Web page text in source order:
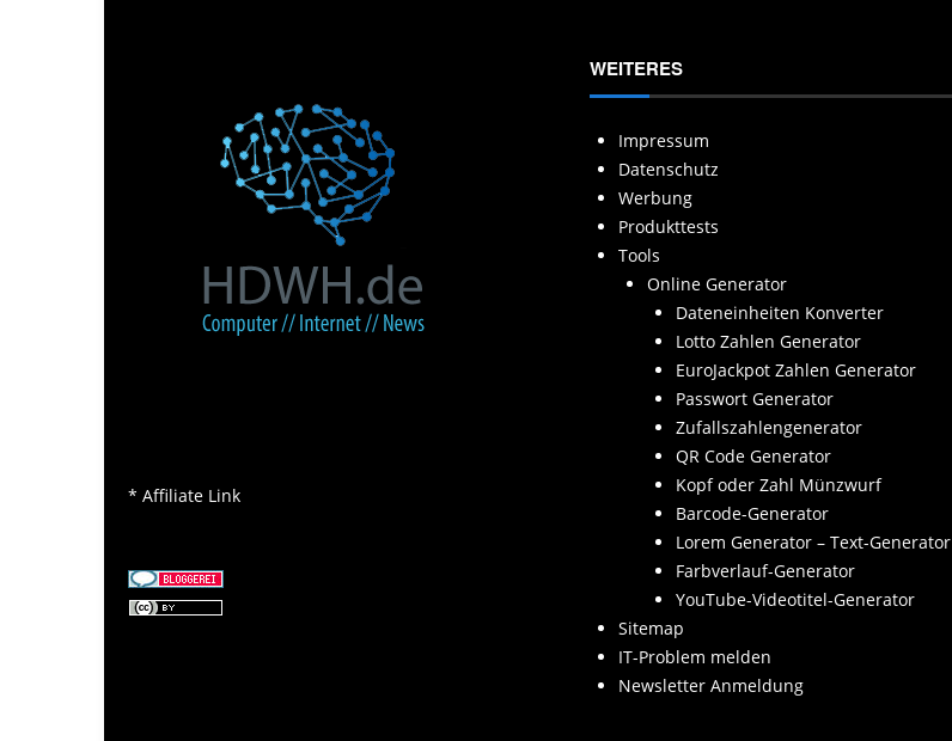
* Affiliate Link
WEITERES
Impressum
Datenschutz
Werbung
Produkttests
Tools
Online Generator
Dateneinheiten Konverter
Lotto Zahlen Generator
EuroJackpot Zahlen Generator
Passwort Generator
Zufallszahlengenerator
QR Code Generator
Kopf oder Zahl Münzwurf
Barcode-Generator
Lorem Generator – Text-Generator
Farbverlauf-Generator
YouTube-Videotitel-Generator
Sitemap
IT-Problem melden
Newsletter Anmeldung